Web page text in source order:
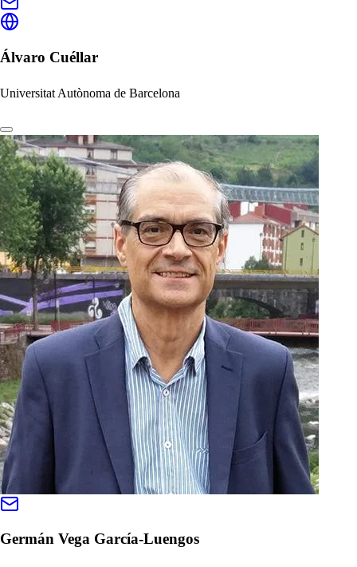
Álvaro Cuéllar
Universitat Autònoma de Barcelona
Germán Vega García-Luengos